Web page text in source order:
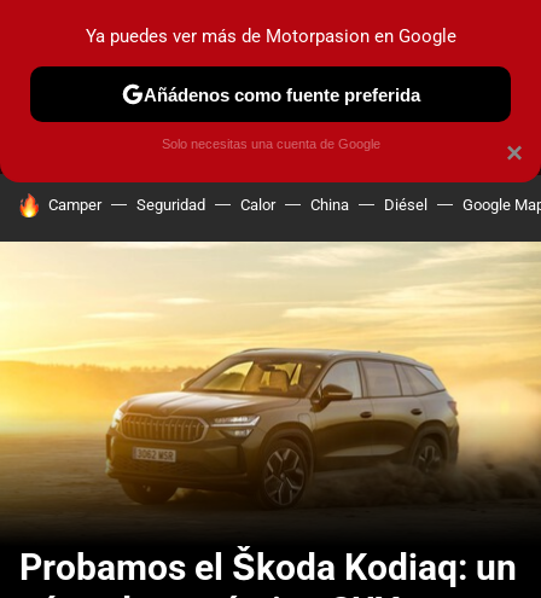
MENÚ NUEVO
COCHES ELÉCTRICOS OBSERVATORIO
HOY SE HABLA DE
Camper Seguridad Calor China Diésel Google
Probamos el Škoda Kodiaq: un
×
Ya puedes ver más de Motorpasion en Google
Añádenos como fuente preferida
Solo necesitas una cuenta de Google